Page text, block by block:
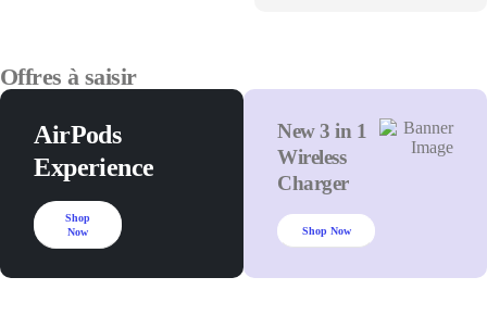
Offres à saisir
AirPods
Experience
Shop
Now
New 3 in 1
Wireless
Charger
Shop Now